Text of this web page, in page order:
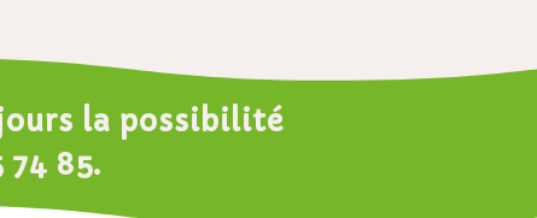
la possibilité
74 85.